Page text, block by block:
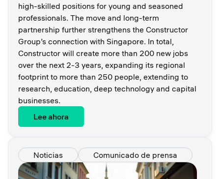
high-skilled positions for young and seasoned
professionals. The move and long-term
partnership further strengthens the Constructor
Group’s connection with Singapore. In total,
Constructor will create more than 200 new jobs
over the next 2-3 years, expanding its regional
footprint to more than 250 people, extending to
research, education, deep technology and capital
businesses.
Lee ahora
Noticias Comunicado de prensa